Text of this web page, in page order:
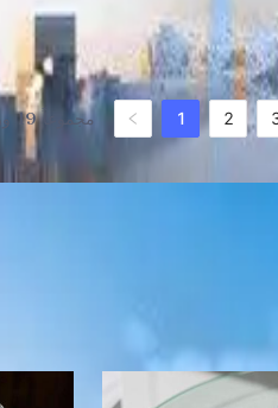
مجموعاً 19 ورودی داده 1 2